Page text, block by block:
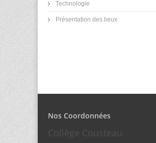
Technologie
Présentation des lieux
Nos Coordonnées
Collège Cousteau